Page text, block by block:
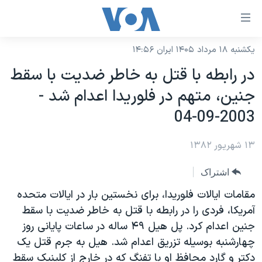
لینکهای
دسترسی
جهش
محتوای
اصلی
صفحه
جهش
به
جستجو
نسخه سبک وب‌سایت
موضوع ها
آمریکا
جهان
ورزشی
گزیده‌ها
ویژه برنامه‌ها
ویدیوها
برنامه های تلویزیونی
جدول برنامه ها
صفحه‌های ویژه
جام جهانی ۲۰۲۶
عملیات خشم حماسی
۲۵۰سالگی آمریکا
بایگانی برنامه‌های تلویزیونی
فرکانس‌های صدای آمریکا
پخش رادیویی
یادگیری زبان انگلیسی
یکشنبه ۱۸ مرداد ۱۴۰۵ ایران ۱۴:۵۶
در رابطه با قتل به خاطر ضديت با سقط
جنين، متهم در فلوريدا اعدام شد -
2003-09-04
۱۳ شهریور ۱۳۸۲
اشتراک
مقامات ايالات فلوريدا، برای نخستين بار در ايالات متحده
آمريکا، فردی را در رابطه با قتل به خاطر ضديت با سقط
جنين اعدام کرد. پل هيل ۴۹ ساله در ساعات پايانی روز
چهارشنبه بوسيله تزريق اعدام شد. هيل به جرم قتل يک
دکتر و گارد محافظ او با تفنگ که در خارج از کلينيک سقط